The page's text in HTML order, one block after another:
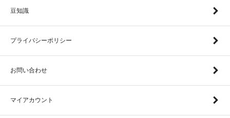
豆知識
プライバシーポリシー
お問い合わせ
マイアカウント